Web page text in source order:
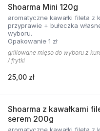
Shoarma Mini 120g
aromatyczne kawałki fileta z kurczaka 120g,
przyprawie + bułeczka własnego wypieku, surówka, sos do
wyboru.
Opakowanie 1 zł
grillowane mięso do wyboru z
/ frytki
25,00 zł
Shoarma z kawałkami
serem 200g
aromatyczne kawałki fileta z